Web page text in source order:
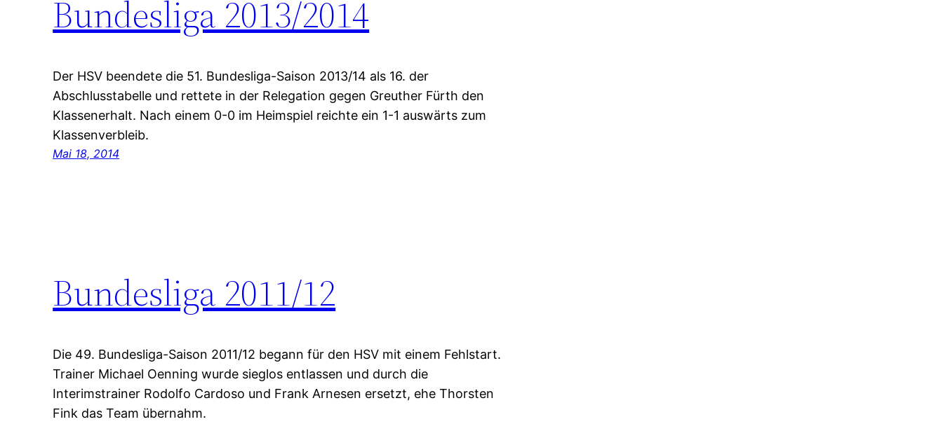
Bundesliga 2013/2014
Der HSV beendete die 51. Bundesliga-Saison 2013/14 als 16. der
Abschlusstabelle und rettete in der Relegation gegen Greuther Fürth den
Klassenerhalt. Nach einem 0-0 im Heimspiel reichte ein 1-1 auswärts zum
Klassenverbleib.
Mai 18, 2014
Bundesliga 2011/12
Die 49. Bundesliga-Saison 2011/12 begann für den HSV mit einem Fehlstart.
Trainer Michael Oenning wurde sieglos entlassen und durch die
Interimstrainer Rodolfo Cardoso und Frank Arnesen ersetzt, ehe Thorsten
Fink das Team übernahm.